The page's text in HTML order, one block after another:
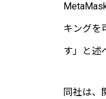
キングを
す」と述
同社は、